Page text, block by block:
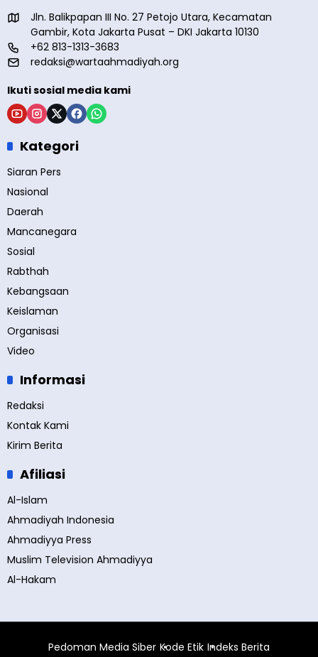
Jln. Balikpapan III No. 27 Petojo Utara, Kecamatan
Gambir, Kota Jakarta Pusat – DKI Jakarta 10130
+62 813-1313-3683
redaksi@wartaahmadiyah.org
Ikuti sosial media kami
Kategori
Siaran Pers
Nasional
Daerah
Mancanegara
Sosial
Rabthah
Kebangsaan
Keislaman
Organisasi
Video
Informasi
Redaksi
Kontak Kami
Kirim Berita
Afiliasi
Al-Islam
Ahmadiyah Indonesia
Ahmadiyya Press
Muslim Television Ahmadiyya
Al-Hakam
Pedoman Media Siber Kode Etik Indeks Berita